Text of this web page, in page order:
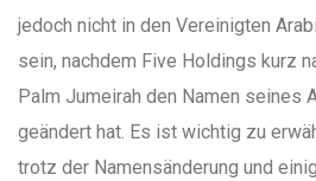
jedoch nicht in den Vereinigten
sein, nachdem Five Holdings kurz
Palm Jumeirah den Namen seines
geändert hat. Es ist wichtig zu
trotz der Namensänderung und